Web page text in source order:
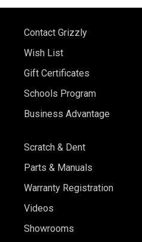
Contact Grizzly
Wish List
Gift Certificates
Schools Program
Business Advantage
Scratch & Dent
Parts & Manuals
Warranty Registration
Videos
Showrooms